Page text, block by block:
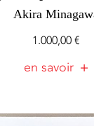
Akira
1.000,00€
en savoir